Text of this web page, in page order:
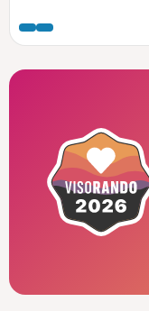
parcours comprend
Moorsley, après
pleinement des